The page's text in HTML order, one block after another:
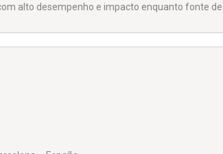
alto desempenho e impacto enquanto fonte de